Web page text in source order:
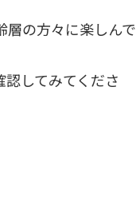
層の方々に楽しんで
してみてくださ